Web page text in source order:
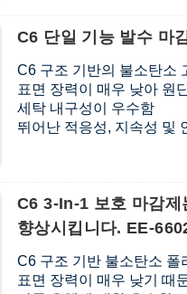
C6 단일 기능 발수 마
C6 구조 기반의 불소탄소
표면 장력이 매우 낮아 원
세탁 내구성이 우수함
뛰어난 적응성, 지속성 및
C6 3-In-1 보호 마감제
향상시킵니다. EE-
C6 구조 기반 불소탄소 폴
표면 장력이 매우 낮기 때